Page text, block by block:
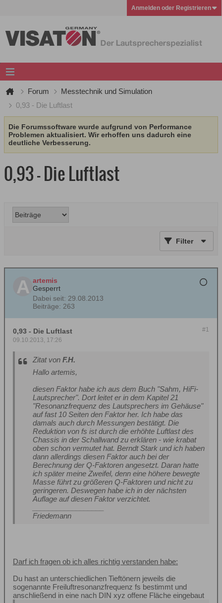
Anmelden oder Registrieren
Forum
Messtechnik und Simulation
0,93 - Die Luftlast
Die Forumssoftware wurde aufgrund von Performance
Problemen aktualisiert. Wir erhoffen uns dadurch eine
deutliche Verbesserung.
0,93 - Die Luftlast
Filter
artemis
Gesperrt
Dabei seit: 29.08.2013
Beiträge: 263
#1
0,93 - Die Luftlast
09.10.2013, 17:26
Zitat von F.H.
Hallo artemis,
diesen Faktor habe ich aus dem Buch "Sahm, HiFi-
Lautsprecher". Dort leitet er in dem Kapitel 21
"Resonanzfrequenz des Lautsprechers im Gehäuse"
auf fast 10 Seiten den Faktor her. Ich habe das
damals auch durch Messungen bestätigt. Die
Reduktion von fs ist durch die erhöhte Luftlast des
Chassis in der Schallwand zu erklären - wie krabat
oben schon vermutet hat. Berndt Stark und ich haben
dann allerdings diesen Faktor auch bei der
Berechnung der Q-Faktoren angesetzt. Daran hatte
ich später meine Zweifel, denn eine höhere bewegte
Masse führt zu größeren Q-Faktoren und nicht zu
geringeren. Deswegen habe ich in der nächsten
Auflage auf diesen Faktor verzichtet.
Friedemann
Darf ich fragen ob ich alles richtig verstanden habe:
Du hast an unterschiedlichen Tieftönern jeweils die
sogenannte Freiluftresonanzfrequenz fs bestimmt und
anschließend in eine nach DIN xyz offene Fläche eingebaut